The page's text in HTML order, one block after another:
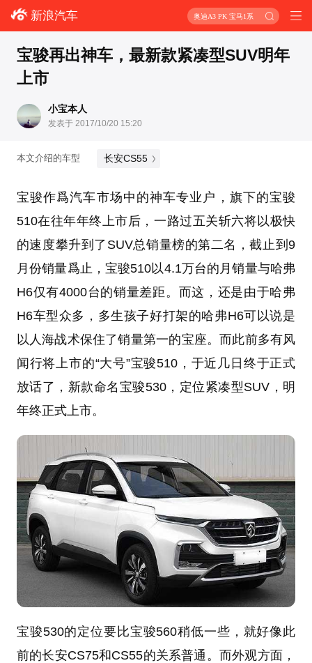
新浪汽车 奥迪A3 PK 宝马1系
宝骏再出神车，最新款紧凑型SUV明年
上市
小宝本人
发表于 2017/10/20 15:20
本文介绍的车型 长安CS55
宝骏作爲汽车市场中的神车专业户，旗下的宝骏
510在往年年终上市后，一路过五关斩六将以极快
的速度攀升到了SUV总销量榜的第二名，截止到9
月份销量爲止，宝骏510以4.1万台的月销量与哈弗
H6仅有4000台的销量差距。而这，还是由于哈弗
H6车型众多，多生孩子好打架的哈弗H6可以说是
以人海战术保住了销量第一的宝座。而此前多有风
闻行将上市的“大号”宝骏510，于近几日终于正式
放话了，新款命名宝骏530，定位紧凑型SUV，明
年终正式上市。
宝骏530的定位要比宝骏560稍低一些，就好像此
前的长安CS75和CS55的关系普通。而外观方面，